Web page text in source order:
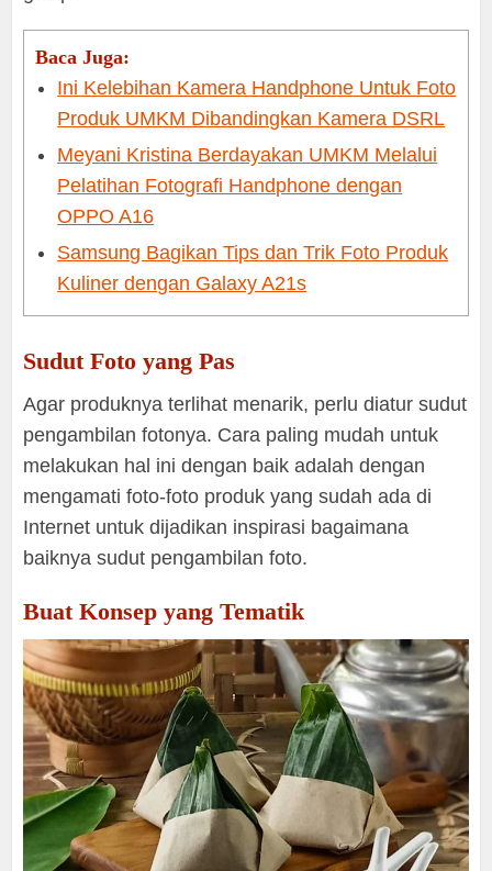
Baca Juga:
Ini Kelebihan Kamera Handphone Untuk Foto
Produk UMKM Dibandingkan Kamera DSRL
Meyani Kristina Berdayakan UMKM Melalui
Pelatihan Fotografi Handphone dengan
OPPO A16
Samsung Bagikan Tips dan Trik Foto Produk
Kuliner dengan Galaxy A21s
Sudut Foto yang Pas
Agar produknya terlihat menarik, perlu diatur sudut
pengambilan fotonya. Cara paling mudah untuk
melakukan hal ini dengan baik adalah dengan
mengamati foto-foto produk yang sudah ada di
Internet untuk dijadikan inspirasi bagaimana
baiknya sudut pengambilan foto.
Buat Konsep yang Tematik